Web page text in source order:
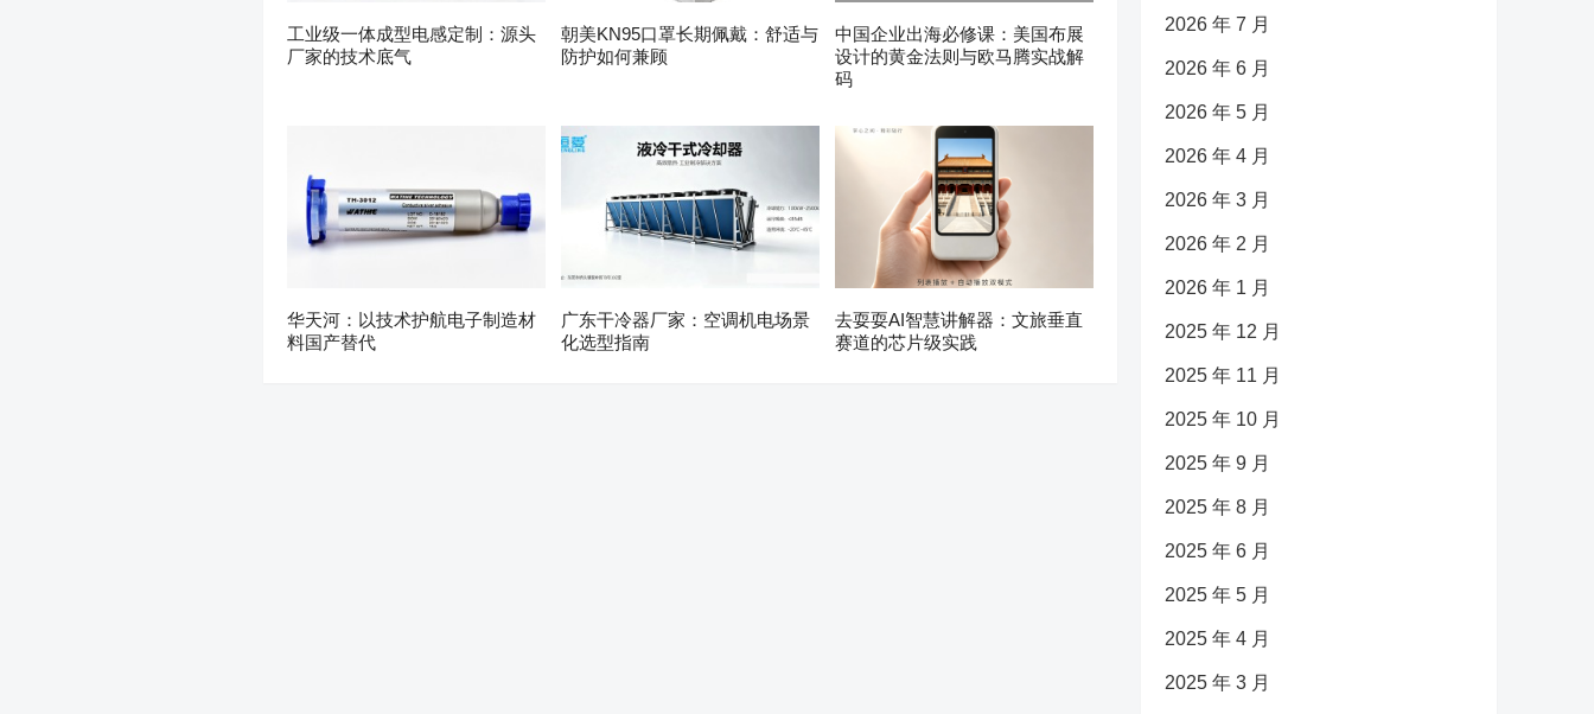
工业级一体成型电感定制：源头
厂家的技术底气
朝美KN95口罩长期佩戴：舒适与
防护如何兼顾
中国企业出海必修课：美国布展
设计的黄金法则与欧马腾实战解
码
华天河：以技术护航电子制造材
料国产替代
广东干冷器厂家：空调机电场景
化选型指南
去耍耍AI智慧讲解器：文旅垂直
赛道的芯片级实践
2026 年 7 月
2026 年 6 月
2026 年 5 月
2026 年 4 月
2026 年 3 月
2026 年 2 月
2026 年 1 月
2025 年 12 月
2025 年 11 月
2025 年 10 月
2025 年 9 月
2025 年 8 月
2025 年 6 月
2025 年 5 月
2025 年 4 月
2025 年 3 月